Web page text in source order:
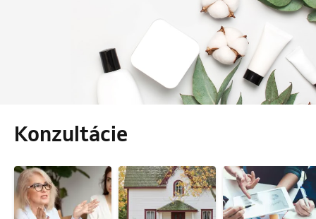
Konzultácie